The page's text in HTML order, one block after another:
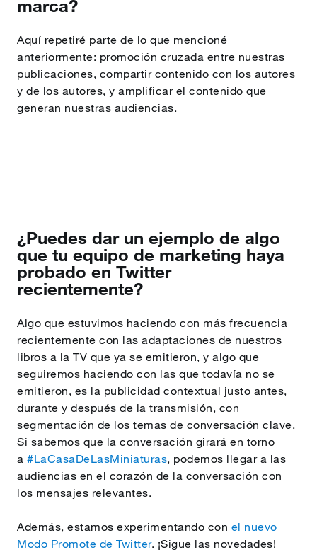
marca?
Aquí repetiré parte de lo que mencioné
anteriormente: promoción cruzada entre nuestras
publicaciones, compartir contenido con los autores
y de los autores, y amplificar el contenido que
generan nuestras audiencias.
¿Puedes dar un ejemplo de algo
que tu equipo de marketing haya
probado en Twitter
recientemente?
Algo que estuvimos haciendo con más frecuencia
recientemente con las adaptaciones de nuestros
libros a la TV que ya se emitieron, y algo que
seguiremos haciendo con las que todavía no se
emitieron, es la publicidad contextual justo antes,
durante y después de la transmisión, con
segmentación de los temas de conversación clave.
Si sabemos que la conversación girará en torno
a #LaCasaDeLasMiniaturas, podemos llegar a las
audiencias en el corazón de la conversación con
los mensajes relevantes.
Además, estamos experimentando con el nuevo
Modo Promote de Twitter. ¡Sigue las novedades!